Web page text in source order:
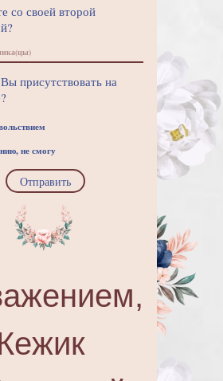
со своей второй
присутствовать на
не смогу
Отправить